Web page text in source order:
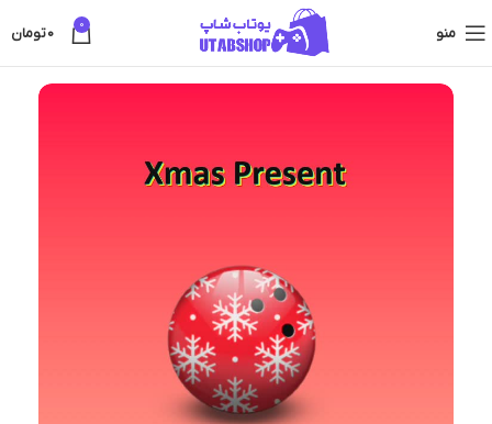
منو 0
0تومان